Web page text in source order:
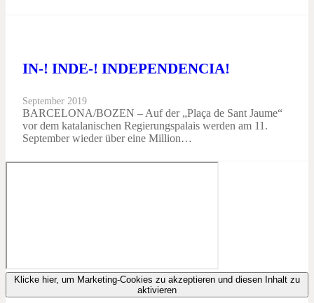
IN-! INDE-! INDEPENDENCIA!
September 2019
BARCELONA/BOZEN – Auf der „Plaça de Sant Jaume“
vor dem katalanischen Regierungspalais werden am 11.
September wieder über eine Million…
Klicke hier, um Marketing-Cookies zu akzeptieren und diesen Inhalt zu
aktivieren